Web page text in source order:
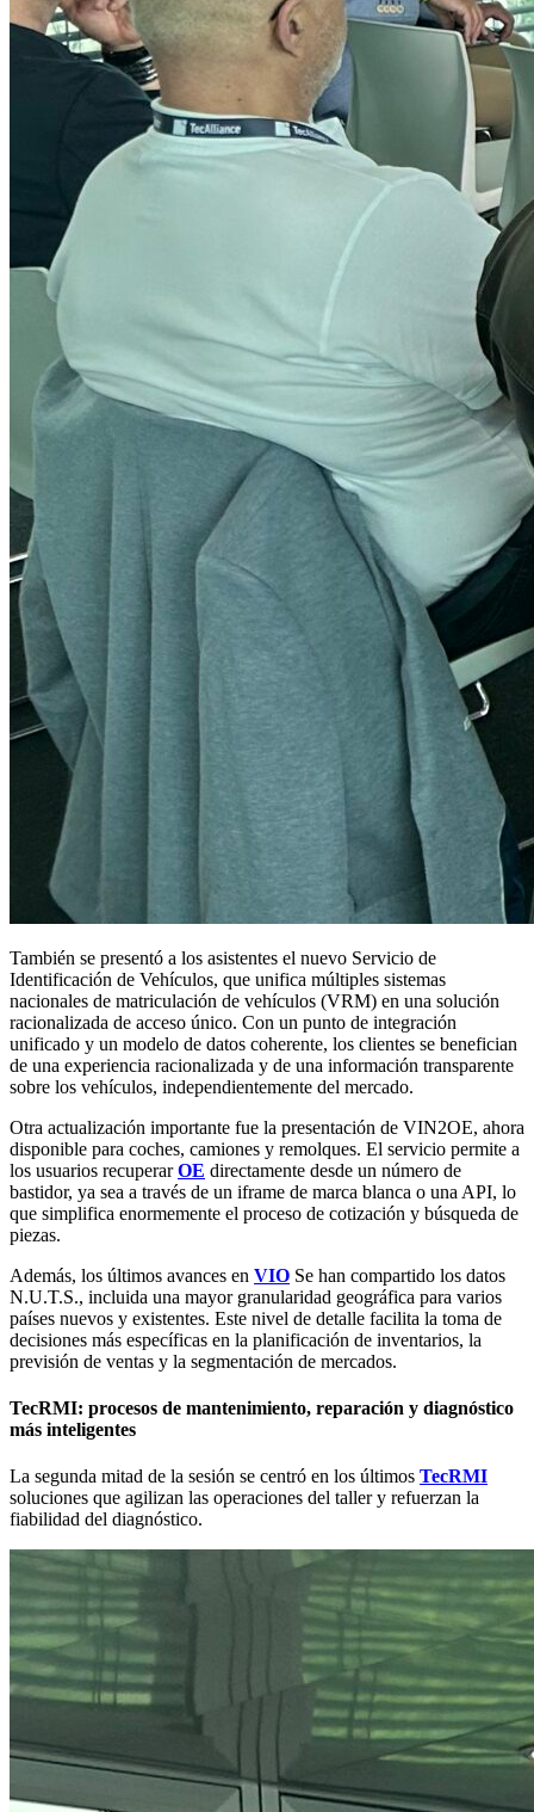
También se presentó a los asistentes el nuevo Servicio de
Identificación de Vehículos, que unifica múltiples sistemas
nacionales de matriculación de vehículos (VRM) en una solución
racionalizada de acceso único. Con un punto de integración
unificado y un modelo de datos coherente, los clientes se benefician
de una experiencia racionalizada y de una información transparente
sobre los vehículos, independientemente del mercado.
Otra actualización importante fue la presentación de VIN2OE, ahora
disponible para coches, camiones y remolques. El servicio permite a
los usuarios recuperarOE directamente desde un número de
bastidor, ya sea a través de un iframe de marca blanca o una API, lo
que simplifica enormemente el proceso de cotización y búsqueda de
piezas.
Además, los últimos avances en VIO Se han compartido los datos
N.U.T.S., incluida una mayor granularidad geográfica para varios
países nuevos y existentes. Este nivel de detalle facilita la toma de
decisiones más específicas en la planificación de inventarios, la
previsión de ventas y la segmentación de mercados.
TecRMI: procesos de mantenimiento, reparación y diagnóstico
más inteligentes
La segunda mitad de la sesión se centró en los últimos TecRMI
soluciones que agilizan las operaciones del taller y refuerzan la
fiabilidad del diagnóstico.